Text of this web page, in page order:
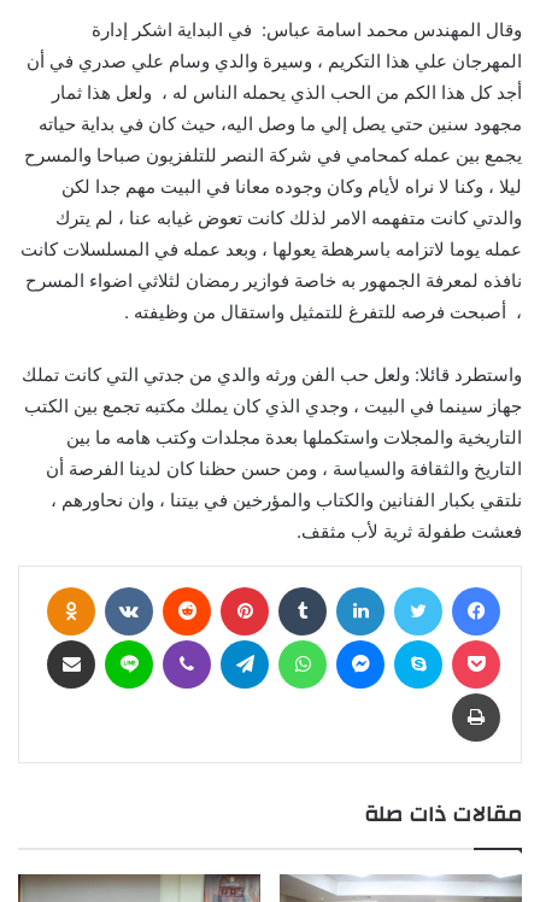
وقال المهندس محمد اسامة عباس: في البداية اشكر إدارة
المهرجان علي هذا التكريم ، وسيرة والدي وسام علي صدري في أن
أجد كل هذا الكم من الحب الذي يحمله الناس له ، ولعل هذا ثمار
مجهود سنين حتي يصل إلي ما وصل اليه، حيث كان في بداية حياته
يجمع بين عمله كمحامي في شركة النصر للتلفزيون صباحا والمسرح
ليلا ، وكنا لا نراه لأيام وكان وجوده معانا في البيت مهم جدا لكن
والدتي كانت متفهمه الامر لذلك كانت تعوض غيابه عنا ، لم يترك
عمله يوما لاتزامه باسرهطة يعولها ، وبعد عمله في المسلسلات كانت
نافذه لمعرفة الجمهور به خاصة فوازير رمضان لثلاثي اضواء المسرح
، أصبحت فرصه للتفرغ للتمثيل واستقال من وظيفته .
واستطرد قائلا: ولعل حب الفن ورثه والدي من جدتي التي كانت تملك
جهاز سينما في البيت ، وجدي الذي كان يملك مكتبه تجمع بين الكتب
التاريخية والمجلات واستكملها بعدة مجلدات وكتب هامه ما بين
التاريخ والثقافة والسياسة ، ومن حسن حظنا كان لدينا الفرصة أن
نلتقي بكبار الفنانين والكتاب والمؤرخين في بيتنا ، وان نحاورهم ،
فعشت طفولة ثرية لأب مثقف.
فيسبوك تويتر لينكدإن بينتيريست
بوكيت سكايب ماسنجر واتساب تيلقرام ڤايبر لاين
طباعة
مقالات ذات صلة